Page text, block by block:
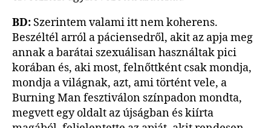
BD: Szerintem valami itt nem koherens.
Beszéltél arról a páciensedről, akit az apja meg
annak a barátai szexuálisan használtak pici
korában és, aki most, felnőttként csak mondja,
mondja a világnak, azt, ami történt vele, a
Burning Man fesztiválon színpadon mondta,
megvett egy oldalt az újságban és kiírta